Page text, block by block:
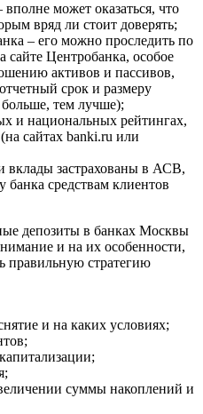
может оказаться, что
вряд ли стоит доверять;
– его можно проследить по
Центробанка, особое
активов и пассивов,
срок и размеру
больше, тем лучше);
и национальных рейтингах,
сайтах banki.ru или
вклады застрахованы в АСВ,
банка средствам клиентов
депозиты в банках Москвы
и на их особенности,
правильную стратегию
и на каких условиях;
суммы накоплений и